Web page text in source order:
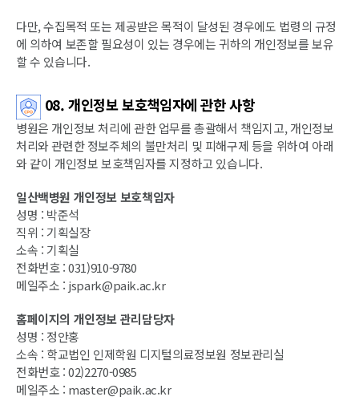
다만, 수집목적 또는 제공받은 목적이 달성된 경우에도 법령의 규정
에 의하여 보존할 필요성이 있는 경우에는 귀하의 개인정보를 보유
할 수 있습니다.
08. 개인정보 보호책임자에 관한 사항
병원은 개인정보 처리에 관한 업무를 총괄해서 책임지고, 개인정보
처리와 관련한 정보주체의 불만처리 및 피해구제 등을 위하여 아래
와 같이 개인정보 보호책임자를 지정하고 있습니다.
일산백병원 개인정보 보호책임자
성명 : 박준석
직위 : 기획실장
소속 : 기획실
전화번호 : 031)910-9780
메일주소 : jspark@paik.ac.kr
홈페이지의 개인정보 관리담당자
성명 : 정안홍
소속 : 학교법인 인제학원 디지털의료정보원 정보관리실
전화번호 : 02)2270-0985
메일주소 : master@paik.ac.kr